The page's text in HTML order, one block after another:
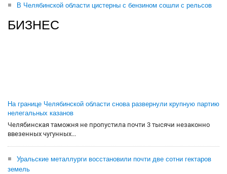
В Челябинской области цистерны с бензином сошли с рельсов
БИЗНЕС
На границе Челябинской области снова развернули крупную партию
нелегальных казанов
Челябинская таможня не пропустила почти 3 тысячи незаконно
ввезенных чугунных...
Уральские металлурги восстановили почти две сотни гектаров
земель